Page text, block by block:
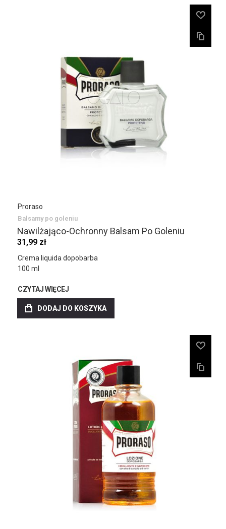
Proraso
Balsamy po goleniu
Nawilżająco-Ochronny Balsam Po Goleniu
31,99 zł
Crema liquida dopobarba
100 ml
CZYTAJ WIĘCEJ
DODAJ DO KOSZYKA